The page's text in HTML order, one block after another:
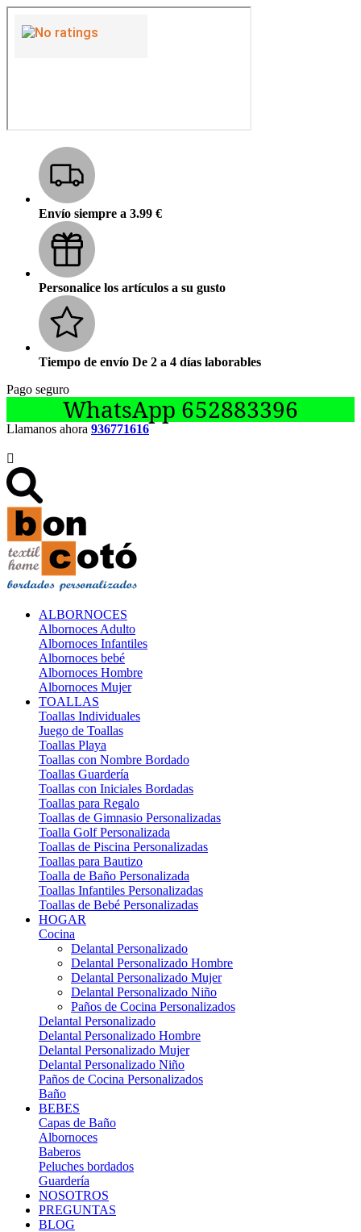
Envío siempre a 3.99 €
Personalice los artículos a su gusto
Tiempo de envío De 2 a 4 días laborables
Pago seguro
WhatsApp 652883396
Llamanos ahora 936771616

ALBORNOCES
Albornoces Adulto
Albornoces Infantiles
Albornoces bebé
Albornoces Hombre
Albornoces Mujer
TOALLAS
Toallas Individuales
Juego de Toallas
Toallas Playa
Toallas con Nombre Bordado
Toallas Guardería
Toallas con Iniciales Bordadas
Toallas para Regalo
Toallas de Gimnasio Personalizadas
Toalla Golf Personalizada
Toallas de Piscina Personalizadas
Toallas para Bautizo
Toalla de Baño Personalizada
Toallas Infantiles Personalizadas
Toallas de Bebé Personalizadas
HOGAR
Cocina
Delantal Personalizado
Delantal Personalizado Hombre
Delantal Personalizado Mujer
Delantal Personalizado Niño
Paños de Cocina Personalizados
Delantal Personalizado
Delantal Personalizado Hombre
Delantal Personalizado Mujer
Delantal Personalizado Niño
Paños de Cocina Personalizados
Baño
BEBES
Capas de Baño
Albornoces
Baberos
Peluches bordados
Guardería
NOSOTROS
PREGUNTAS
BLOG